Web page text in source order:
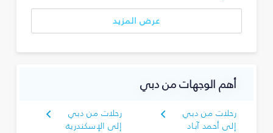
عرض المزيد
أهم الوجهات من دبي
رحلات من دبي
إلى أحمد آباد
رحلات من دبي
إلى الإسكندرية